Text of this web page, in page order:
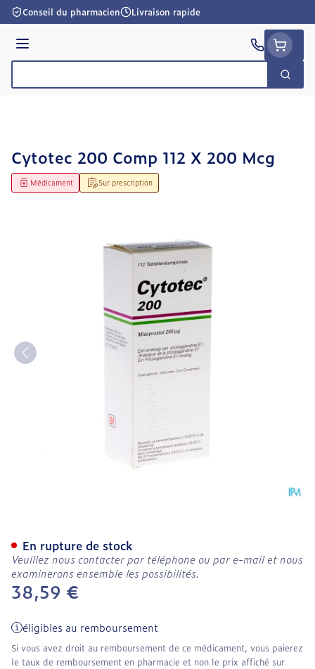
Aller au contenu
Conseil du pharmacien Livraison rapide
Menu
Cytotec 200 Comp 112 X 200 Mcg
Sur prescription
Médicament
38,59 €
éligibles au remboursement
Si vous avez droit au remboursement de ce médicament, vous paierez
le taux de remboursement en pharmacie et non le prix affiché sur
En rupture de stock
Veuillez nous contacter par téléphone ou par e-mail et nous
examinerons ensemble les possibilités.